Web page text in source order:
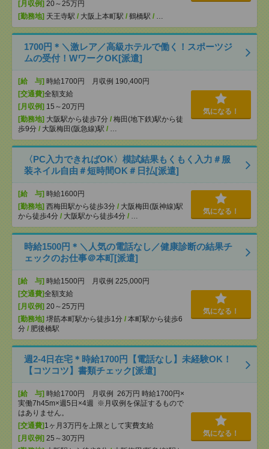
[月収例] 20～25万円
[勤務地] 天王寺駅 / 大阪上本町駅 / 鶴橋駅 / …
1700円＊＼激レア／高級ホテルで働く！スポーツジ
ムの受付！WワークOK[派遣]
[給 与] 時給1700円 月収例 190,400円
[交通費]全額支給
[月収例] 15～20万円
[勤務地] 大阪駅から徒歩7分 / 梅田(地下鉄)駅から徒
歩9分 / 大阪梅田(阪急線)駅 / …
気になる！
〈PC入力できればOK〉模試結果もくもく入力＃服
装ネイル自由＃短時間OK＃日払[派遣]
[給 与] 時給1600円
[勤務地] 西梅田駅から徒歩3分 / 大阪梅田(阪神線)駅
から徒歩4分 / 大阪駅から徒歩4分 / …
気になる！
時給1500円＊＼人気の電話なし／健康診断の結果チ
ェックのお仕事＠本町[派遣]
[給 与] 時給1500円 月収例 225,000円
[交通費]全額支給
[月収例] 20～25万円
[勤務地] 堺筋本町駅から徒歩1分 / 本町駅から徒歩6
分 / 肥後橋駅
気になる！
週2-4日在宅＊時給1700円【電話なし】未経験OK！
【コツコツ】書類チェック[派遣]
[給 与] 時給1700円 月収例 26万円 時給1700円×
実働7h45m×週5日×4週 ※月収例を保証するもので
はありません。
[交通費] 1ヶ月3万円を上限として実費支給
[月収例] 25～30万円
気になる！